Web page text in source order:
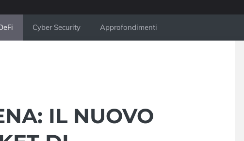
Cyber Security Approfondimenti
IL NUOVO